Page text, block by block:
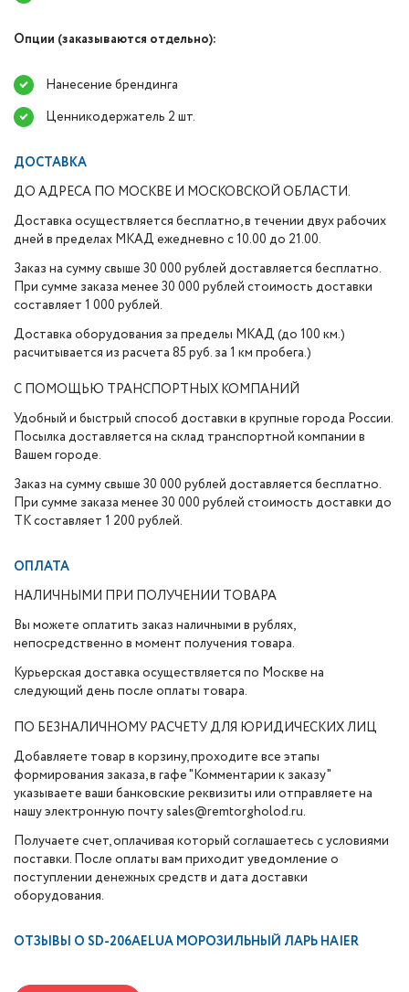
Опции (заказываются отдельно):
Нанесение брендинга
Ценникодержатель 2 шт.
ДОСТАВКА
ДО АДРЕСА ПО МОСКВЕ И МОСКОВСКОЙ ОБЛАСТИ.
Доставка осуществляется бесплатно, в течении двух рабочих
дней в пределах МКАД ежедневно с 10.00 до 21.00.
Заказ на сумму свыше 30 000 рублей доставляется бесплатно.
При сумме заказа менее 30 000 рублей стоимость доставки
составляет 1 000 рублей.
Доставка оборудования за пределы МКАД (до 100 км.)
расчитывается из расчета 85 руб. за 1 км пробега.)
С ПОМОЩЬЮ ТРАНСПОРТНЫХ КОМПАНИЙ
Удобный и быстрый способ доставки в крупные города России.
Посылка доставляется на склад транспортной компании в
Вашем городе.
Заказ на сумму свыше 30 000 рублей доставляется бесплатно.
При сумме заказа менее 30 000 рублей стоимость доставки до
ТК составляет 1 200 рублей.
ОПЛАТА
НАЛИЧНЫМИ ПРИ ПОЛУЧЕНИИ ТОВАРА
Вы можете оплатить заказ наличными в рублях,
непосредственно в момент получения товара.
Курьерская доставка осуществляется по Москве на
следующий день после оплаты товара.
ПО БЕЗНАЛИЧНОМУ РАСЧЕТУ ДЛЯ ЮРИДИЧЕСКИХ ЛИЦ
Добавляете товар в корзину, проходите все этапы
формирования заказа, в гафе "Комментарии к заказу"
указываете ваши банковские реквизиты или отправляете на
нашу электронную почту sales@remtorgholod.ru.
Получаете счет, оплачивая который соглашаетесь с условиями
поставки. После оплаты вам приходит уведомление о
поступлении денежных средств и дата доставки
оборудования.
ОТЗЫВЫ О SD-206AELUA МОРОЗИЛЬНЫЙ ЛАРЬ HAIER